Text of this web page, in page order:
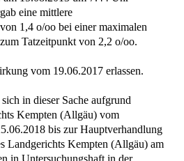
eine mittlere
1,4 o/oo bei einer maximalen
Tatzeitpunkt von 2,2 o/oo.
vom 19.06.2017 erlassen.
in dieser Sache aufgrund
Kempten (Allgäu) vom
bis zur Hauptverhandlung
Landgerichts Kempten (Allgäu) am
in Untersuchungshaft in der